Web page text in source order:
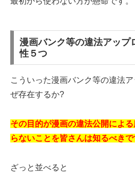
漫画バンク等の違法アップ
性５つ
こういった漫画バンク等の違法
ぜ存在するか?
その目的が漫画の違法公開によ
らないことを皆さんは知るべきで
ざっと並べると